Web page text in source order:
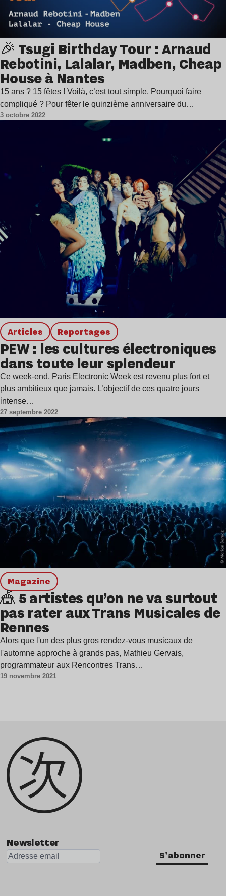
🎉 Tsugi Birthday Tour : Arnaud
Rebotini, Lalalar, Madben, Cheap
House à Nantes
15 ans ? 15 fêtes ! Voilà, c’est tout simple. Pourquoi faire
compliqué ? Pour fêter le quinzième anniversaire du…
3 octobre 2022
Articles Reportages
PEW : les cultures électroniques
dans toute leur splendeur
Ce week-end, Paris Electronic Week est revenu plus fort et
plus ambitieux que jamais. L’objectif de ces quatre jours
intense…
27 septembre 2022
magazine
🎪 5 artistes qu’on ne va surtout
pas rater aux Trans Musicales de
Rennes
Alors que l'un des plus gros rendez-vous musicaux de
l'automne approche à grands pas, Mathieu Gervais,
programmateur aux Rencontres Trans…
19 novembre 2021
Newsletter
S'abonner